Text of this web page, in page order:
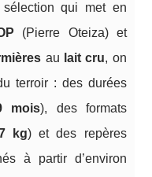
qui met en
(Pierre Oteiza) et
au lait cru, on
terroir : des durées
mois), des formats
kg) et des repères
à partir d’environ